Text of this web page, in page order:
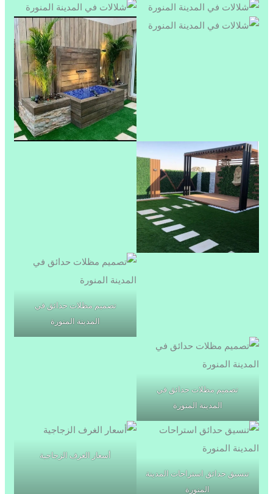
تصميم مظلات حدائق في
المدينة المنورة
تصميم مظلات حدائق في
المدينة المنورة
تنسيق حدائق استراحات المدينة
المنورة
أسعار الغرف الزجاجية